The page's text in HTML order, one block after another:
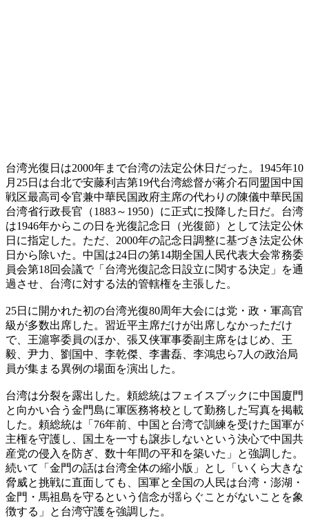
台湾光復日は2000年まで台湾の法定公休日だった。1945年10
月25日は台北で安藤利吉第19代台湾総督が蒋介石同盟国中国
戦区最高司令官兼中華民国政府主席の代わりの陳儀中華民国
台湾省行政長官（1883～1950）に正式に投降した日だ。台湾
は1946年からこの日を光復記念日（光復節）として法定公休
日に指定した。ただ、2000年の記念日調整に基づき法定公休
日から除いた。中国は24日の第14期全国人民代表大会常務委
員会第18回会議で「台湾光復記念日設立に関する決定」を通
過させ、台湾に対する法的管轄権を主張した。
25日に開かれた初の台湾光復80周年大会には党・政・軍高官
級が多数出席した。習近平主席だけが出席しなかっただけ
で、王滬寧委員のほか、張又侠軍事委副主席をはじめ、王
毅、尹力、劉国中、李乾傑、李書磊、李鴻忠ら7人の政治局
員が集まる異例の場面を演出した。
台湾は分裂を露出した。頼総統はフェイスブックに中国廈門
と向かい合う金門島に軍医務将校として勤務した写真を掲載
した。頼総統は「76年前、中国と台湾で訓練を受けた国軍が
主権を守護し、国土を一寸も譲歩しないという決心で中国共
産党の侵入を防ぎ、数十年間の平和を築いた」と強調した。
続いて「金門の話は台湾全体の縮小版」とし「いくら大きな
脅威と挑戦に直面しても、国軍と全国の人民は台湾・澎湖・
金門・馬祖島を守るという信念が揺らぐことがないことを象
徴する」と台湾守護を強調した。